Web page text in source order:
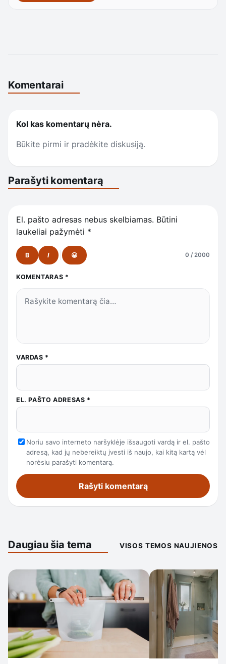
Komentarai
Kol kas komentarų nėra.
Būkite pirmi ir pradėkite diskusiją.
Parašyti komentarą
El. pašto adresas nebus skelbiamas. Būtini
laukeliai pažymėti *
B I 😀 0 / 2000
KOMENTARAS *
VARDAS *
EL. PAŠTO ADRESAS *
Noriu savo interneto naršyklėje išsaugoti vardą ir el. pašto
adresą, kad jų nebereiktų įvesti iš naujo, kai kitą kartą vėl
norėsiu parašyti komentarą.
Daugiau šia tema VISOS TEMOS NAUJIENOS